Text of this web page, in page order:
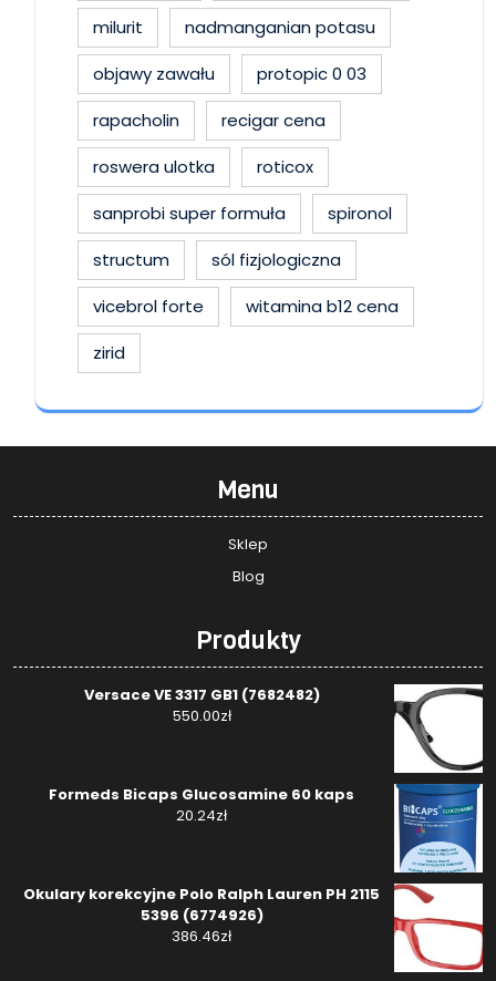
milurit
nadmanganian potasu
objawy zawału
protopic 0 03
rapacholin
recigar cena
roswera ulotka
roticox
sanprobi super formuła
spironol
structum
sól fizjologiczna
vicebrol forte
witamina b12 cena
zirid
Menu
Sklep
Blog
Produkty
Versace VE 3317 GB1 (7682482)
550.00zł
Formeds Bicaps Glucosamine 60 kaps
20.24zł
Okulary korekcyjne Polo Ralph Lauren PH 2115
5396 (6774926)
386.46zł